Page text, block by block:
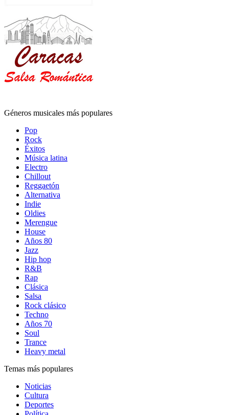
Géneros musicales más populares
Pop
Rock
Éxitos
Música latina
Electro
Chillout
Reggaetón
Alternativa
Indie
Oldies
Merengue
House
Años 80
Jazz
Hip hop
R&B
Rap
Clásica
Salsa
Rock clásico
Techno
Años 70
Soul
Trance
Heavy metal
Temas más populares
Noticias
Cultura
Deportes